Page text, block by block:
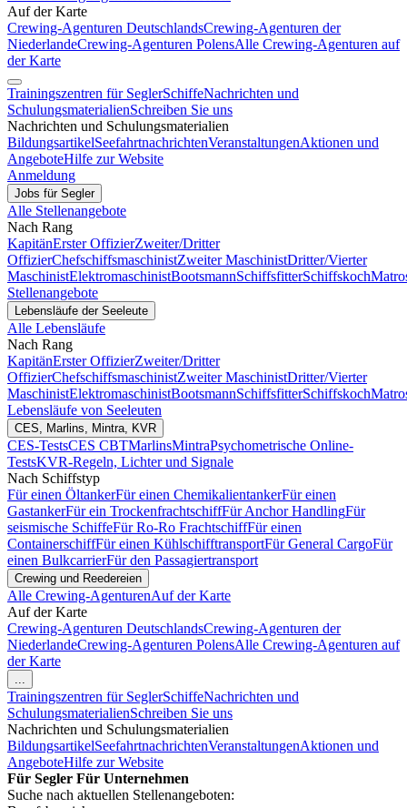
Auf der Karte
Crewing-Agenturen DeutschlandsCrewing-Agenturen der
NiederlandeCrewing-Agenturen PolensAlle Crewing-Agenturen auf
der Karte
Trainingszentren für SeglerSchiffeNachrichten und
SchulungsmaterialienSchreiben Sie uns
Nachrichten und Schulungsmaterialien
BildungsartikelSeefahrtnachrichtenVeranstaltungenAktionen und
AngeboteHilfe zur Website
Anmeldung
Jobs für Segler
Alle Stellenangebote
Nach Rang
KapitänErster OffizierZweiter/Dritter
OffizierChefschiffsmaschinistZweiter MaschinistDritter/Vierter
MaschinistElektromaschinistBootsmannSchiffsfitterSchiffskoch
Stellenangebote
Lebensläufe der Seeleute
Alle Lebensläufe
Nach Rang
KapitänErster OffizierZweiter/Dritter
OffizierChefschiffsmaschinistZweiter MaschinistDritter/Vierter
MaschinistElektromaschinistBootsmannSchiffsfitterSchiffskoch
Lebensläufe von Seeleuten
CES, Marlins, Mintra, KVR
CES-TestsCES CBTMarlinsMintraPsychometrische Online-
TestsKVR-Regeln, Lichter und Signale
Nach Schiffstyp
Für einen ÖltankerFür einen ChemikalientankerFür einen
GastankerFür ein TrockenfrachtschiffFür Anchor HandlingFür
seismische SchiffeFür Ro-Ro FrachtschiffFür einen
ContainerschiffFür einen KühlschifftransportFür General CargoFür
einen BulkcarrierFür den Passagiertransport
Crewing und Reedereien
Alle Crewing-AgenturenAuf der Karte
Auf der Karte
Crewing-Agenturen DeutschlandsCrewing-Agenturen der
NiederlandeCrewing-Agenturen PolensAlle Crewing-Agenturen auf
der Karte
...
Trainingszentren für SeglerSchiffeNachrichten und
SchulungsmaterialienSchreiben Sie uns
Nachrichten und Schulungsmaterialien
BildungsartikelSeefahrtnachrichtenVeranstaltungenAktionen und
AngeboteHilfe zur Website
Für Segler Für Unternehmen
Suche nach aktuellen Stellenangeboten: